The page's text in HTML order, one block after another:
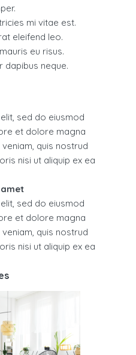
mi vitae est.
eleifend leo.
eu risus.
dapibus neque.
sed do eiusmod
et dolore magna
quis nostrud
nisi ut aliquip ex ea
sed do eiusmod
et dolore magna
quis nostrud
nisi ut aliquip ex ea